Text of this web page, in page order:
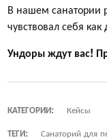
В нашем санатории
чувствовал себя
Ундоры ждут вас!
КАТЕГОРИИ:
Кейсы
ТЕГИ:
Санаторий для